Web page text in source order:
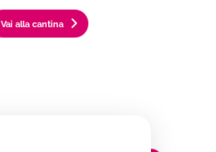
Vai alla cantina